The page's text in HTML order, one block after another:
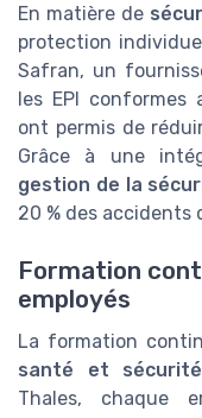
En matière de
protection
Safran, un
les EPI conformes
ont permis de
Grâce à une
gestion de la
20 % des accidents
Formation
employés
La formation
santé et
Thales, chaque